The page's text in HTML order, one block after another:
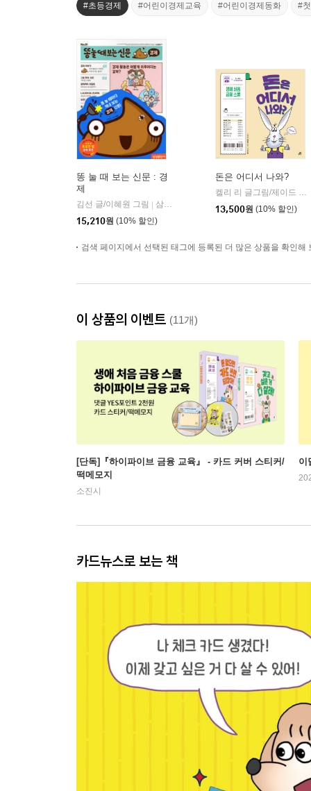
#초등경제 #어린이경제교육 #어린이경제동화 #
똥 눌 때 보는 신문 : 경
제
김선 글/이혜원 그림
삼성출판사
15,210원 (10% 할인)
돈은 어디서 나와?
켈리 리 글그림/제이드 우 역
13,500원 (10% 할인)
검색 페이지에서 선택된 태그에 등록된 더 많은 상품을 확인해
이 상품의 이벤트 (11개)
[단독]『하이파이브 금융 교육』 - 카드 커버 스티커/
떡메모지
소진시
이
카드뉴스로 보는 책